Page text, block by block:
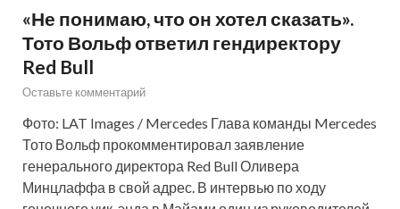
«Не понимаю, что он хотел сказать».
Тото Вольф ответил гендиректору
Red Bull
Оставьте комментарий
Фото: LAT Images / Mercedes Глава команды Mercedes
Тото Вольф прокомментировал заявление
генерального директора Red Bull Оливера
Минцлаффа в свой адрес. В интервью по ходу